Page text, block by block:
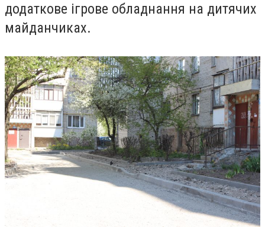
додаткове ігрове обладнання на дитячих
майданчиках.